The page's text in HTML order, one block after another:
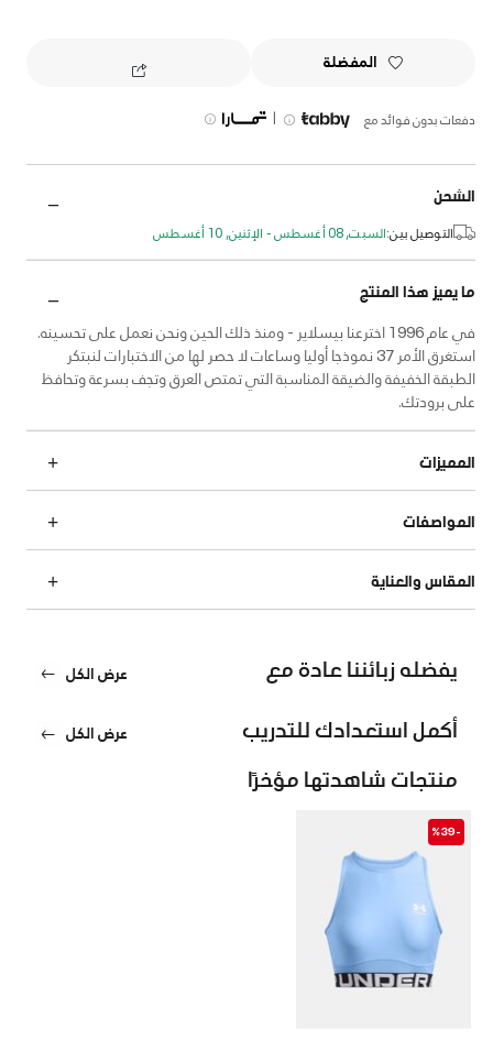
المفضلة
دفعات بدون فوائد مع |
الشحن
التوصيل بين:السبت, 08 أغسطس - الإثنين, 10 أغسطس
ما يميز هذا المنتج
في عام 1996 اخترعنا بيسلاير - ومنذ ذلك الحين ونحن نعمل على تحسينه.
استغرق الأمر 37 نموذجا أوليا وساعات لا حصر لها من الاختبارات لنبتكر
الطبقة الخفيفة والضيقة المناسبة التي تمتص العرق وتجف بسرعة وتحافظ
على برودتك.
المميزات
المواصفات
المقاس والعناية
يفضله زبائننا عادة مع عرض الكل
أكمل استعدادك للتدريب عرض الكل
منتجات شاهدتها مؤخرًا
-%39